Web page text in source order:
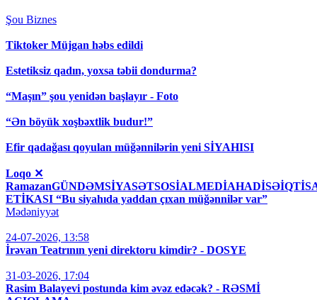
Şou Biznes
Tiktoker Müjgan həbs edildi
Estetiksiz qadın, yoxsa təbii dondurma?
“Maşın” şou yenidən başlayır - Foto
“Ən böyük xoşbəxtlik budur!”
Efir qadağası qoyulan müğənnilərin yeni SİYAHISI
Loqo ✕
ETİKASI “Bu siyahıda yaddan çıxan müğənnilər var”
Mədəniyyət
24-07-2026, 13:58
İrəvan Teatrının yeni direktoru kimdir? - DOSYE
31-03-2026, 17:04
Rasim Balayevi postunda kim əvəz edəcək? - RƏSMİ